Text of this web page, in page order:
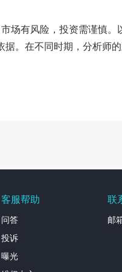
场有风险，投资需谨慎
。在不同时期，分析师
客服帮助
问答
投诉
曝光
联
邮